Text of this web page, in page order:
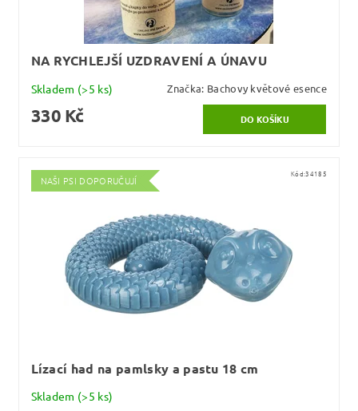
NA RYCHLEJŠÍ UZDRAVENÍ A ÚNAVU
Skladem (>5 ks) Značka: Bachovy květové esence
330 Kč
NAŠI PSI DOPORUČUJÍ
Kód:34185
Lízací had na pamlsky a pastu 18 cm
Skladem (>5 ks)